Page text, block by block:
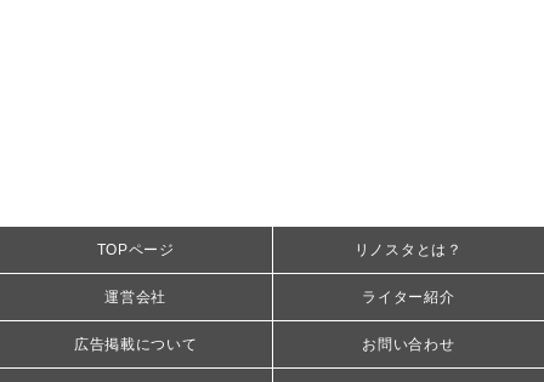
TOPページ リノスタとは？
運営会社 ライター紹介
広告掲載について お問い合わせ